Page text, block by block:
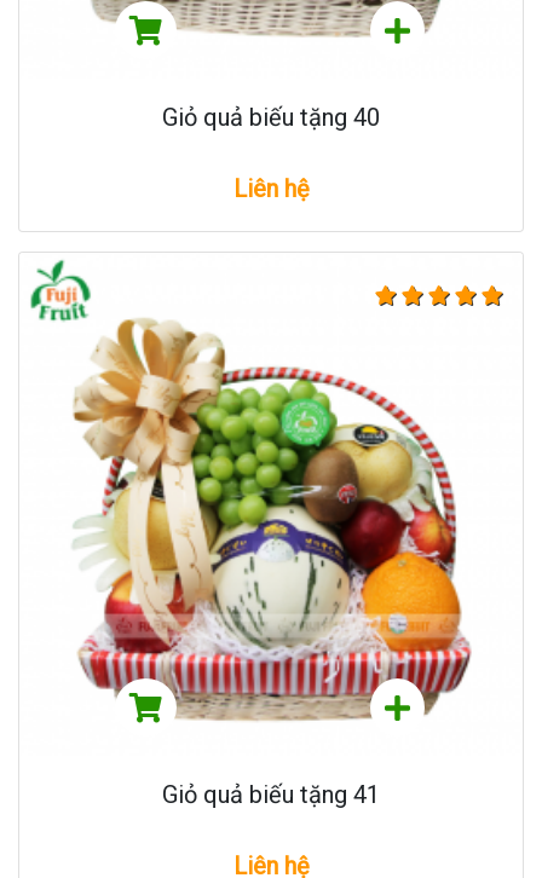
Giỏ quả biếu tặng 40
Liên hệ
Giỏ quả biếu tặng 41
Liên hệ